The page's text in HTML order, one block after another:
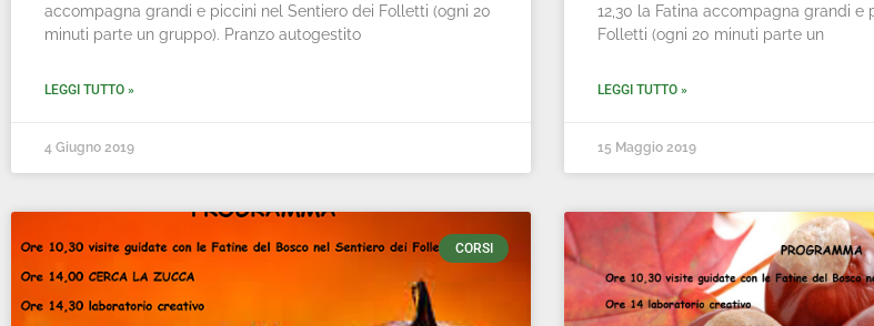
accompagna grandi e piccini nel Sentiero dei Folletti (ogni 20
minuti parte un gruppo). Pranzo autogestito
LEGGI TUTTO »
4 Giugno 2019
12,30 la Fatina accompagna grandi e
Folletti (ogni 20 minuti parte un
LEGGI TUTTO »
15 Maggio 2019
CORSI